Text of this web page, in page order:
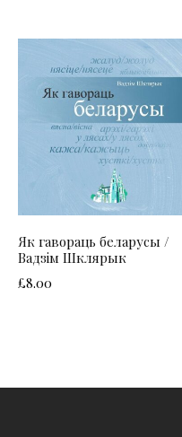
Як гавораць беларусы /
Вадзім Шклярык
£8.00